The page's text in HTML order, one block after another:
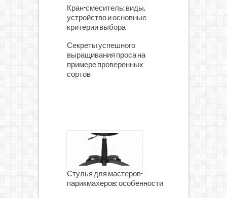
Кран-смеситель: виды,
устройство и основные
критерии выбора
Секреты успешного
выращивания проса на
примере проверенных
сортов
Стулья для мастеров-
парикмахеров: особенности